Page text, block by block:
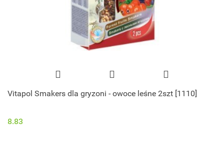
Vitapol Smakers dla gryzoni - owoce leśne 2szt [1110]
8.83